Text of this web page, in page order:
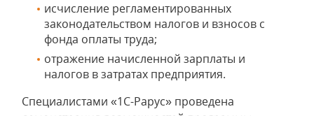
исчисление регламентированных
законодательством налогов и взносов с
фонда оплаты труда;
отражение начисленной зарплаты и
налогов в затратах предприятия.
Специалистами «1С-Рарус» проведена